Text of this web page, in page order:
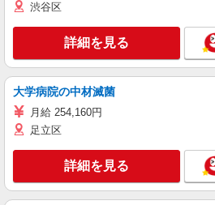
渋谷区
詳細を見る
大学病院の中材滅菌
月給 254,160円
足立区
詳細を見る